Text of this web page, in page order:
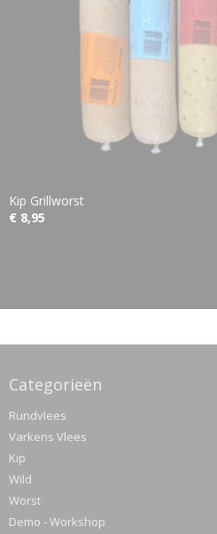
Kip Grillworst
€ 8,95
Categorieën
Rundvlees
Varkens Vlees
Kip
Wild
Worst
Demo - Workshop